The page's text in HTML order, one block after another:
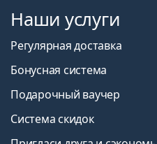
Наши услуги
Регулярная доставка
Бонусная система
Подарочный ваучер
Система скидок